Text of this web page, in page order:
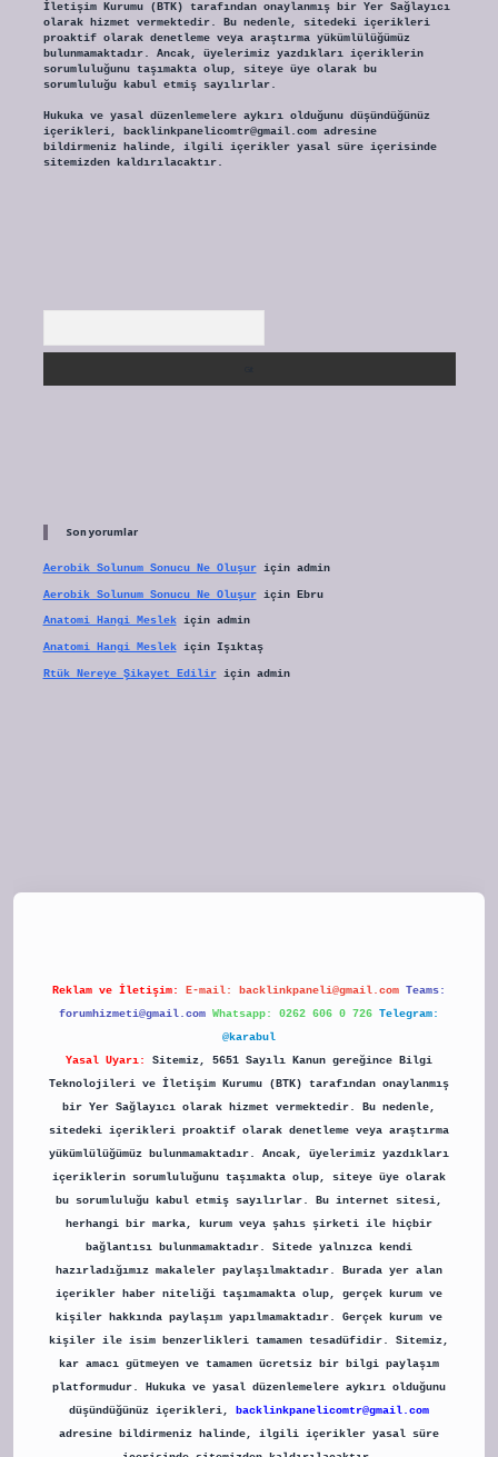
İletişim Kurumu (BTK) tarafından onaylanmış bir Yer Sağlayıcı
olarak hizmet vermektedir. Bu nedenle, sitedeki içerikleri
proaktif olarak denetleme veya araştırma yükümlülüğümüz
bulunmamaktadır. Ancak, üyelerimiz yazdıkları içeriklerin
sorumluluğunu taşımakta olup, siteye üye olarak bu
sorumluluğu kabul etmiş sayılırlar.
Hukuka ve yasal düzenlemelere aykırı olduğunu düşündüğünüz
içerikleri, backlinkpanelicomtr@gmail.comadresine
bildirmeniz halinde, ilgili içerikler yasal süre içerisinde
sitemizden kaldırılacaktır.
Son yorumlar
Aerobik Solunum Sonucu Ne Oluşuriçin admin
Aerobik Solunum Sonucu Ne Oluşuriçin Ebru
Anatomi Hangi Meslekiçin admin
Anatomi Hangi Meslekiçin Işıktaş
Rtük Nereye Şikayet Ediliriçin admin
Reklam ve İletişim: E-mail: backlinkpaneli@gmail.com Teams:
forumhizmeti@gmail.com Whatsapp: 0262 606 0 726 Telegram:
@karabul
Yasal Uyarı:
Sitemiz, 5651 Sayılı Kanun gereğince Bilgi
Teknolojileri ve İletişim Kurumu (BTK) tarafından onaylanmış
bir Yer Sağlayıcı olarak hizmet vermektedir. Bu nedenle,
sitedeki içerikleri proaktif olarak denetleme veya araştırma
yükümlülüğümüz bulunmamaktadır. Ancak, üyelerimiz yazdıkları
içeriklerin sorumluluğunu taşımakta olup, siteye üye olarak
bu sorumluluğu kabul etmiş sayılırlar. Bu internet sitesi,
herhangi bir marka, kurum veya şahıs şirketi ile hiçbir
bağlantısı bulunmamaktadır. Sitede yalnızca kendi
hazırladığımız makaleler paylaşılmaktadır. Burada yer alan
içerikler haber niteliği taşımamakta olup, gerçek kurum ve
kişiler hakkında paylaşım yapılmamaktadır. Gerçek kurum ve
kişiler ile isim benzerlikleri tamamen tesadüfidir. Sitemiz,
kar amacı gütmeyen ve tamamen ücretsiz bir bilgi paylaşım
platformudur. Hukuka ve yasal düzenlemelere aykırı olduğunu
düşündüğünüz içerikleri,
backlinkpanelicomtr@gmail.com
adresine bildirmeniz halinde, ilgili içerikler yasal süre